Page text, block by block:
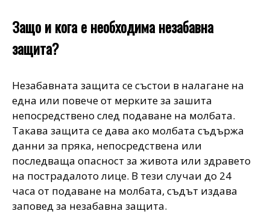
Защо и кога е необходима незабавна
защита?
Незабавната защита се състои в налагане на
една или повече от мерките за зашита
непосредствено след подаване на молбата.
Такава защита се дава ако молбата съдържа
данни за пряка, непосредствена или
последваща опасност за живота или здравето
на пострадалото лице. В тези случаи до 24
часа от подаване на молбата, съдът издава
заповед за незабавна защита.